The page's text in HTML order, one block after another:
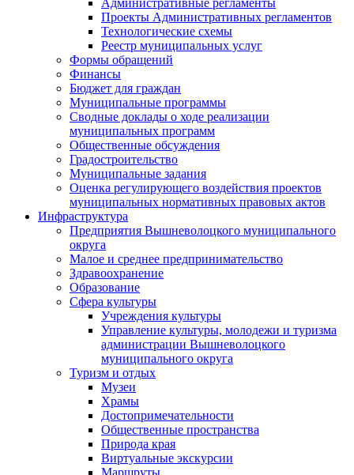
Административные регламенты
Проекты Административных регламентов
Технологические схемы
Реестр муниципальных услуг
Формы обращений
Финансы
Бюджет для граждан
Муниципальные программы
Сводные доклады о ходе реализации
муниципальных программ
Общественные обсуждения
Градостроительство
Муниципальные задания
Оценка регулирующего воздействия проектов
муниципальных нормативных правовых актов
Инфраструктура
Предприятия Вышневолоцкого муниципального
округа
Малое и среднее предпринимательство
Здравоохранение
Образование
Сфера культуры
Учреждения культуры
Управление культуры, молодежи и туризма
администрации Вышневолоцкого
муниципального округа
Туризм и отдых
Музеи
Храмы
Достопримечательности
Общественные пространства
Природа края
Виртуальные экскурсии